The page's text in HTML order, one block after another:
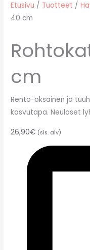
Etusivu / Tuotteet /
40 cm
cm
Rento-oksainen ja
kasvutapa. Neulaset
26,90€ (sis. alv)